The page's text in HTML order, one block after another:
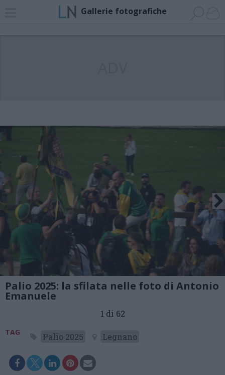
Gallerie fotografiche
Palio 2025: la sfilata nelle foto di Antonio
Emanuele
1 di 62
TAG Palio 2025 Legnano